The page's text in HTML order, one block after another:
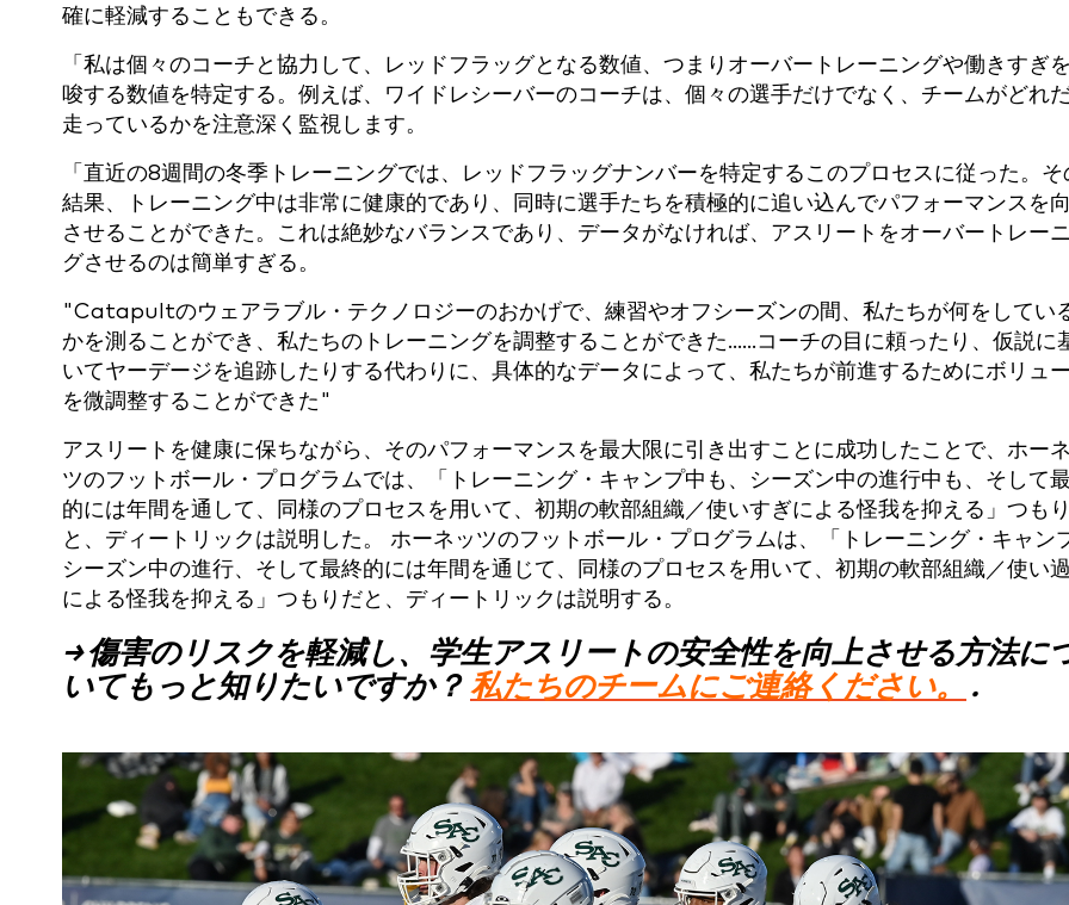
確に軽減することもできる。
「私は個々のコーチと協力して、レッドフラッグとなる数値、つまりオーバートレーニングや働きすぎ
唆する数値を特定する。例えば、ワイドレシーバーのコーチは、個々の選手だけでなく、チームがどれ
走っているかを注意深く監視します。
「直近の8週間の冬季トレーニングでは、レッドフラッグナンバーを特定するこのプロセスに従った。そ
結果、トレーニング中は非常に健康的であり、同時に選手たちを積極的に追い込んでパフォーマンスを
させることができた。これは絶妙なバランスであり、データがなければ、アスリートをオーバートレー
グさせるのは簡単すぎる。
"Catapultのウェアラブル・テクノロジーのおかげで、練習やオフシーズンの間、私たちが何をしてい
かを測ることができ、私たちのトレーニングを調整することができた......コーチの目に頼ったり、仮説に
いてヤーデージを追跡したりする代わりに、具体的なデータによって、私たちが前進するためにボリュ
を微調整することができた"
アスリートを健康に保ちながら、そのパフォーマンスを最大限に引き出すことに成功したことで、ホー
ツのフットボール・プログラムでは、「トレーニング・キャンプ中も、シーズン中の進行中も、そして
的には年間を通して、同様のプロセスを用いて、初期の軟部組織／使いすぎによる怪我を抑える」つも
と、ディートリックは説明した。 ホーネッツのフットボール・プログラムは、「トレーニング・キャン
シーズン中の進行、そして最終的には年間を通じて、同様のプロセスを用いて、初期の軟部組織／使い
による怪我を抑える」つもりだと、ディートリックは説明する。
→傷害のリスクを軽減し、学生アスリートの安全性を向上させる方法に
いてもっと知りたいですか？ 私たちのチームにご連絡ください。 .